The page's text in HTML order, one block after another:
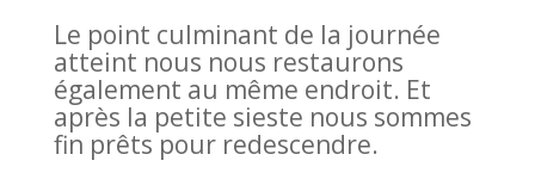
Le point culminant de la journée
atteint nous nous restaurons
également au même endroit. Et
après la petite sieste nous sommes
fin prêts pour redescendre.